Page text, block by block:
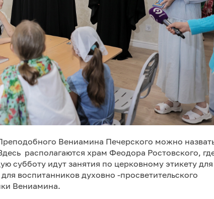
Вениамина Печерского можно
располагаются храм Феодора Ростовского,
субботу идут занятия по церковному этикету для
воспитанников духовно -просветительского
Вениамина.